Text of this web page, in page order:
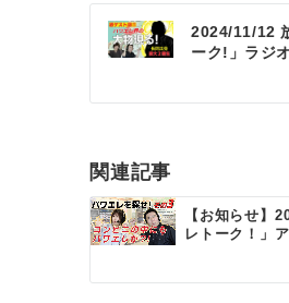
投
稿
ゲ
ー
シ
ョ
2024/11/12
ーク!」ラジ
関連記事
【お知らせ】
レトーク！」